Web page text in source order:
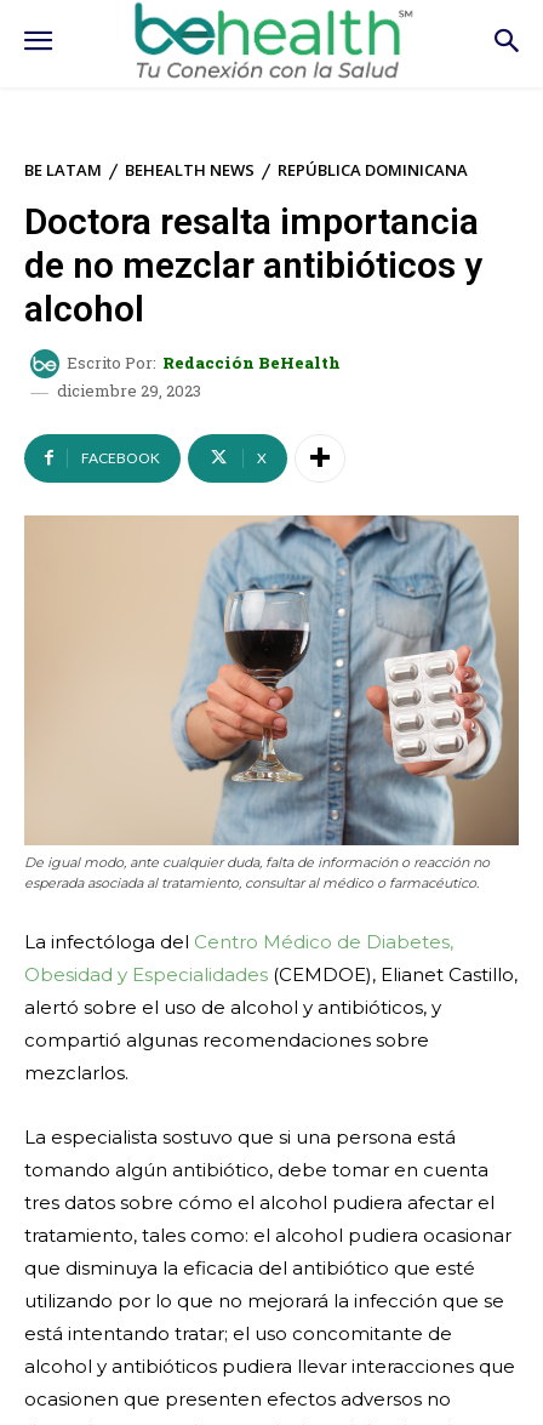
BE LATAM BEHEALTH NEWS REPÚBLICA DOMINICANA
Doctora resalta importancia
de no mezclar antibióticos y
alcohol
Escrito Por: Redacción BeHealth
diciembre 29, 2023
FACEBOOK X
De igual modo, ante cualquier duda, falta de información o reacción no
esperada asociada al tratamiento, consultar al médico o farmacéutico.
La infectóloga del Centro Médico de Diabetes,
Obesidad y Especialidades (CEMDOE), Elianet Castillo,
alertó sobre el uso de alcohol y antibióticos, y
compartió algunas recomendaciones sobre
mezclarlos.
La especialista sostuvo que si una persona está
tomando algún antibiótico, debe tomar en cuenta
tres datos sobre cómo el alcohol pudiera afectar el
tratamiento, tales como: el alcohol pudiera ocasionar
que disminuya la eficacia del antibiótico que esté
utilizando por lo que no mejorará la infección que se
está intentando tratar; el uso concomitante de
alcohol y antibióticos pudiera llevar interacciones que
ocasionen que presenten efectos adversos no